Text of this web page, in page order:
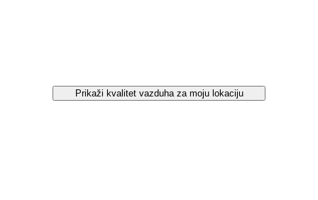
Prikaži kvalitet vazduha za moju lokaciju